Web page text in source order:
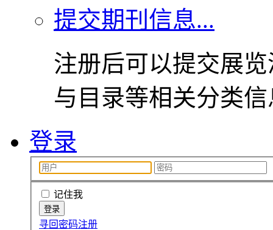
提交期刊信息...
注册后可以提交展
与目录等相关分类
登录
记住我
寻回密码注册